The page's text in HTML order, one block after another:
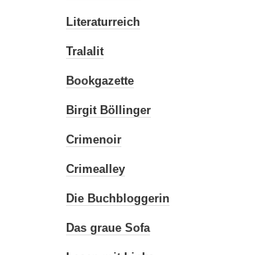
Literaturreich
Tralalit
Bookgazette
Birgit Böllinger
Crimenoir
Crimealley
Die Buchbloggerin
Das graue Sofa